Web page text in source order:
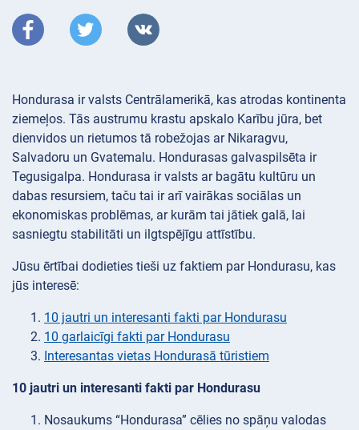
Hondurasa ir valsts Centrālamerikā, kas atrodas kontinenta
ziemeļos. Tās austrumu krastu apskalo Karību jūra, bet
dienvidos un rietumos tā robežojas ar Nikaragvu,
Salvadoru un Gvatemalu. Hondurasas galvaspilsēta ir
Tegusigalpa. Hondurasa ir valsts ar bagātu kultūru un
dabas resursiem, taču tai ir arī vairākas sociālas un
ekonomiskas problēmas, ar kurām tai jātiek galā, lai
sasniegtu stabilitāti un ilgtspējīgu attīstību.
Jūsu ērtībai dodieties tieši uz faktiem par Hondurasu, kas
jūs interesē:
10 jautri un interesanti fakti par Hondurasu
10 garlaicīgi fakti par Hondurasu
Interesantas vietas Hondurasā tūristiem
10 jautri un interesanti fakti par Hondurasu
Nosaukums “Hondurasa” cēlies no spāņu valodas